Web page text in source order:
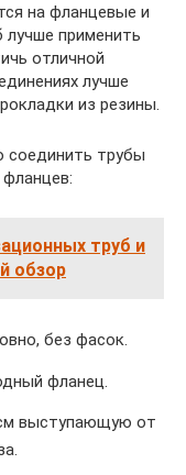
на фланцевые и
применить
отличной
лучше
из резины.
соединить трубы
труб и
обзор
без фасок.
фланец.
выступающую от